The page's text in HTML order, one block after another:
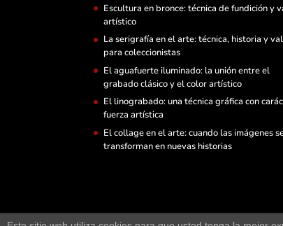
Escultura en bronce: técnica de fundición y
artístico
La serigrafía en el arte: técnica, historia y
para coleccionistas
El aguafuerte iluminado: la unión entre el
grabado clásico y el color artístico
El linograbado: una técnica gráfica con
fuerza artística
El collage en el arte: cuando las imágenes
transforman en nuevas historias